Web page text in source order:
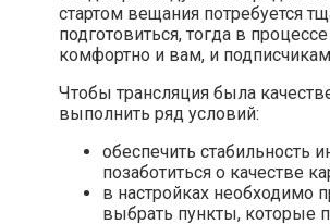
стартом вещания потребуется
подготовиться, тогда в
комфортно и вам, и
Чтобы трансляция была
выполнить ряд условий:
обеспечить стабильность
позаботиться о качестве
в настройках необходимо
выбрать пункты, которые